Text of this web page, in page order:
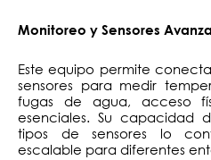
Monitoreo y Sensores
Este equipo permite
sensores para medir
fugas de agua, acceso
esenciales. Su capacidad
tipos de sensores lo
escalable para diferentes